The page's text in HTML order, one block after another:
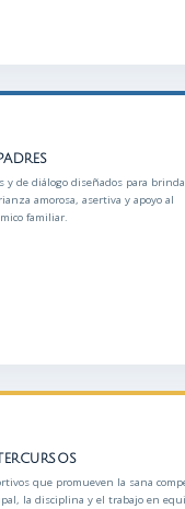
y de diálogo diseñados para
amorosa, asertiva y apoyo al
familiar.
que promueven la sana
la disciplina y el trabajo en